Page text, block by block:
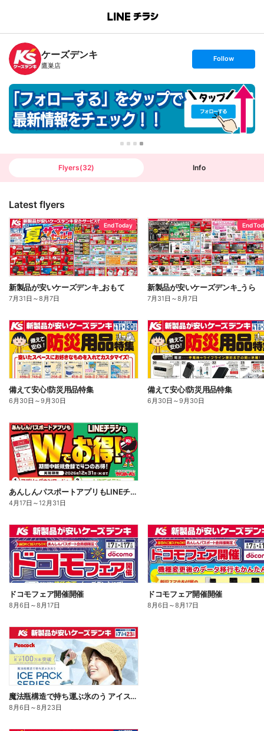
B
n
c
h
T
ケーズデンキ
鷹巣店
s
t
o
l
l
o
w
Follow
Flyers(32) Info
Latest flyers
End Today
新製品が安いケーズデンキ_おもて
7月31日 ～8月7日
End
新製品が安いケーズデンキ_うら
7月31日 ～8月7日
備えて安心!防災用品特集
6月30日 ～9月30日
備えて安心!防災用品特集
6月30日 ～9月30日
あんしんパスポートアプリもLINEチラシもWでお得!
4月17日 ～12月31日
ドコモフェア開催開催
8月6日 ～8月17日
ドコモフェア開催開催
8月6日 ～8月17日
魔法瓶構造で持ち運ぶ氷のう アイスパックシリーズ
8月6日 ～8月23日